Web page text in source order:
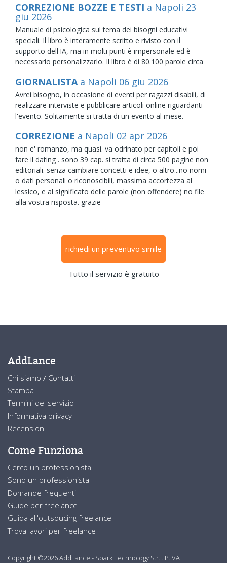
CORREZIONE BOZZE E TESTI a Napoli 23
giu 2026
Manuale di psicologica sul tema dei bisogni educativi
speciali. Il libro è interamente scritto e rivisto con il
supporto dell'IA, ma in molti punti è impersonale ed è
necessario personalizzarlo. Il libro è di 80.100 parole circa
GIORNALISTA a Napoli 06 giu 2026
Avrei bisogno, in occasione di eventi per ragazzi disabili, di
realizzare interviste e pubblicare articoli online riguardanti
l'evento. Solitamente si tratta di un evento al mese.
CORREZIONE a Napoli 02 apr 2026
non e' romanzo, ma quasi. va odrinato per capitoli e poi
fare il dating . sono 39 cap. si tratta di circa 500 pagine non
editoriali. senza cambiare concetti e idee, o altro...no nomi
o dati personali o riconoscibili, massima accortezza al
lessico, e al significato delle parole (non offendere) no file
alla vostra risposta. grazie
richiedi un preventivo simile
Tutto il servizio è gratuito
AddLance
Chi siamo / Contatti
Stampa
Termini del servizio
Informativa privacy
Recensioni
Come Funziona
Cerco un professionista
Sono un professionista
Domande frequenti
Guide per freelance
Guida all'outsoucing freelance
Trova lavori per freelance
Copyright ©2026 AddLance - Spark Technology S.r.l. P.IVA